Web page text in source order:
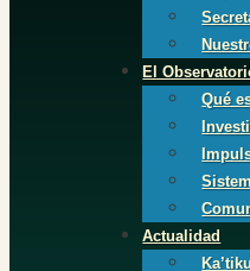
El
Qué
Actualidad